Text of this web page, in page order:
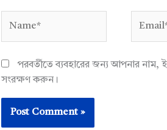
পরবর্তীতে ব্যবহারের জন্য আপনার নাম,
সংরক্ষণ করুন।